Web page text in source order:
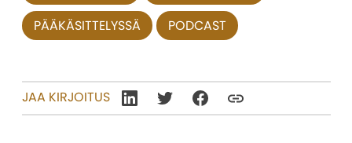
PÄÄKÄSITTELYSSÄ
PODCAST
JAA KIRJOITUS